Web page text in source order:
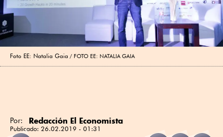
Foto EE: Natalia Gaia FOTO EE: NATALIA GAIA
Por: Redacción El Economista
Publicado: 26.02.2019 - 01:31